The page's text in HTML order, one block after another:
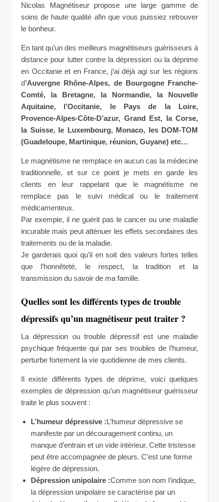
Nicolas Magnétiseur propose une large gamme de
soins de haute qualité afin que vous puissiez retrouver
le bonheur.
En tant qu’un des meilleurs magnétiseurs guérisseurs à
distance pour lutter contre la dépression ou la déprime
en Occitanie et en France, j’ai déjà agi sur les régions
d’Auvergne Rhône-Alpes, de Bourgogne Franche-
Comté, la Bretagne, la Normandie, la Nouvelle
Aquitaine, l’Occitanie, le Pays de la Loire,
Provence-Alpes-Côte-D’azur, Grand Est, la Corse,
la Suisse, le Luxembourg, Monaco, les DOM-TOM
(Guadeloupe, Martinique, réunion, Guyane) etc…
Le magnétisme ne remplace en aucun cas la médecine
traditionnelle, et sur ce point je mets en garde les
clients en leur rappelant que le magnétisme ne
remplace pas le suivi médical ou le traitement
médicamenteux.
Par exemple, il ne guérit pas le cancer ou une maladie
incurable mais peut atténuer les effets secondaires des
traitements ou de la maladie.
Je garderais quoi qu’il en soit des valeurs fortes telles
que l’honnêteté, le respect, la tradition et la
transmission du savoir de ma famille.
Quelles sont les différents types de trouble
dépressifs qu’un magnétiseur peut traiter ?
La dépression ou trouble dépressif est une maladie
psychique fréquente qui par ses troubles de l’humeur,
perturbe fortement la vie quotidienne de mes clients.
Il existe différents types de déprime, voici quelques
exemples de dépression qu’un magnétiseur guérisseur
traite le plus souvent :
L’humeur dépressive :L’humeur dépressive se
manifeste par un découragement continu, un
manque d’entrain et un vide intérieur. Cette tristesse
peut être accompagnée de pleurs. C’est une forme
légère de dépression.
Dépression unipolaire :Comme son nom l’indique,
la dépression unipolaire se caractérise par un